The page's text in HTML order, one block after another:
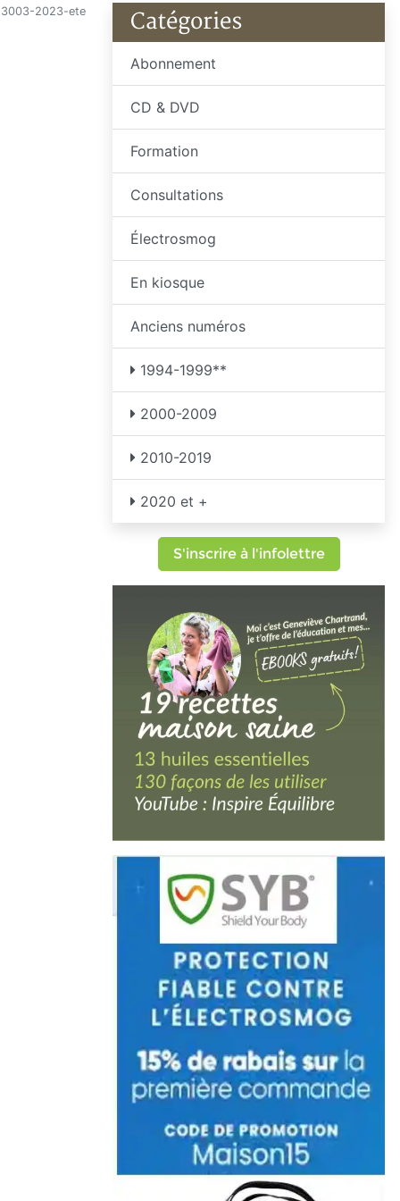
3003-2023-ete Catégories
Abonnement
CD & DVD
Formation
Consultations
Électrosmog
En kiosque
Anciens numéros
1994-1999**
2000-2009
2010-2019
2020 et +
S'inscrire à l'infolettre